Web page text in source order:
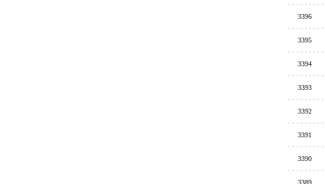
3396
3395
3394
3393
3392
3391
3390
3389